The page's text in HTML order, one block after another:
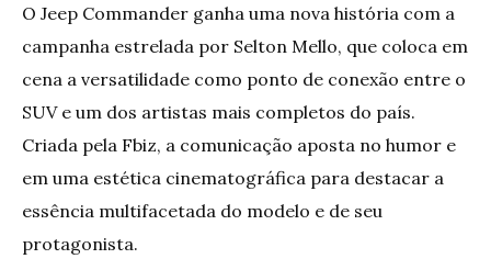
O Jeep Commander ganha uma nova história com a
campanha estrelada por Selton Mello, que coloca em
cena a versatilidade como ponto de conexão entre o
SUV e um dos artistas mais completos do país.
Criada pela Fbiz, a comunicação aposta no humor e
em uma estética cinematográfica para destacar a
essência multifacetada do modelo e de seu
protagonista.